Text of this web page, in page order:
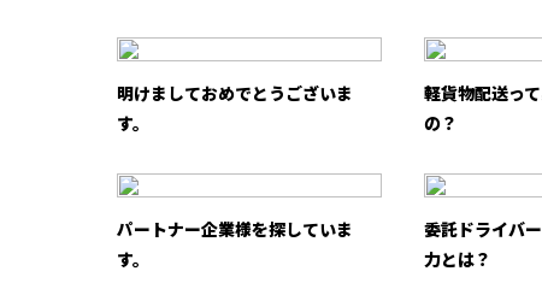
明けましておめでとうございま
す。
軽貨物配送っ
の？
パートナー企業様を探していま
す。
委託ドライバ
力とは？